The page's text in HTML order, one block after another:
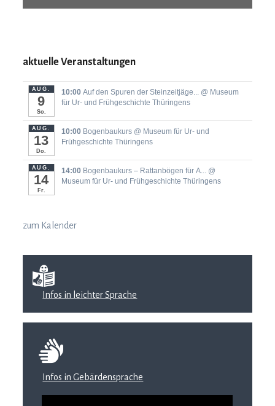
aktuelle Veranstaltungen
AUG.
9
So.
10:00 Auf den Spuren der Steinzeitjäge... @ Museum
für Ur- und Frühgeschichte Thüringens
AUG.
13
Do.
10:00 Bogenbaukurs @ Museum für Ur- und
Frühgeschichte Thüringens
AUG.
14
Fr.
14:00 Bogenbaukurs ‒ Rattanbögen für A... @
Museum für Ur- und Frühgeschichte Thüringens
zum Kalender
Infos in leichter Sprache
Infos in Gebärdensprache